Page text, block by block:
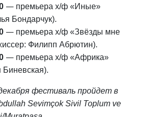
— премьера х/ф «Иные»
Бондарчук).
— премьера х/ф «Звёзды мне
Филипп Абрютин).
— премьера х/ф «Африка»
Биневская).
фестиваль пройдет в
Sevimçok Sivil Toplum ve